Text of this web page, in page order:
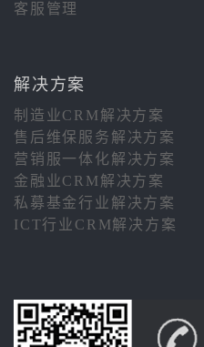
客服管理
解决方案
制造业CRM解决方案
售后维保服务解决方案
营销服一体化解决方案
金融业CRM解决方案
私募基金行业解决方案
ICT行业CRM解决方案